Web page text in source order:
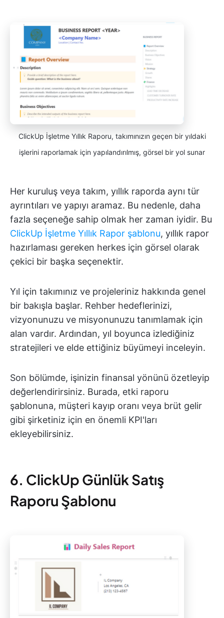
ClickUp İşletme Yıllık Raporu, takımınızın geçen bir yıldaki
işlerini raporlamak için yapılandırılmış, görsel bir yol sunar
Her kuruluş veya takım, yıllık raporda aynı tür
ayrıntıları ve yapıyı aramaz. Bu nedenle, daha
fazla seçeneğe sahip olmak her zaman iyidir. Bu
ClickUp İşletme Yıllık Rapor şablonu, yıllık rapor
hazırlaması gereken herkes için görsel olarak
çekici bir başka seçenektir.
Yıl için takımınız ve projeleriniz hakkında genel
bir bakışla başlar. Rehber hedeflerinizi,
vizyonunuzu ve misyonunuzu tanımlamak için
alan vardır. Ardından, yıl boyunca izlediğiniz
stratejileri ve elde ettiğiniz büyümeyi inceleyin.
Son bölümde, işinizin finansal yönünü özetleyip
değerlendirirsiniz. Burada, etki raporu
şablonuna, müşteri kayıp oranı veya brüt gelir
gibi şirketiniz için en önemli KPI'ları
ekleyebilirsiniz.
6. ClickUp Günlük Satış
Raporu Şablonu